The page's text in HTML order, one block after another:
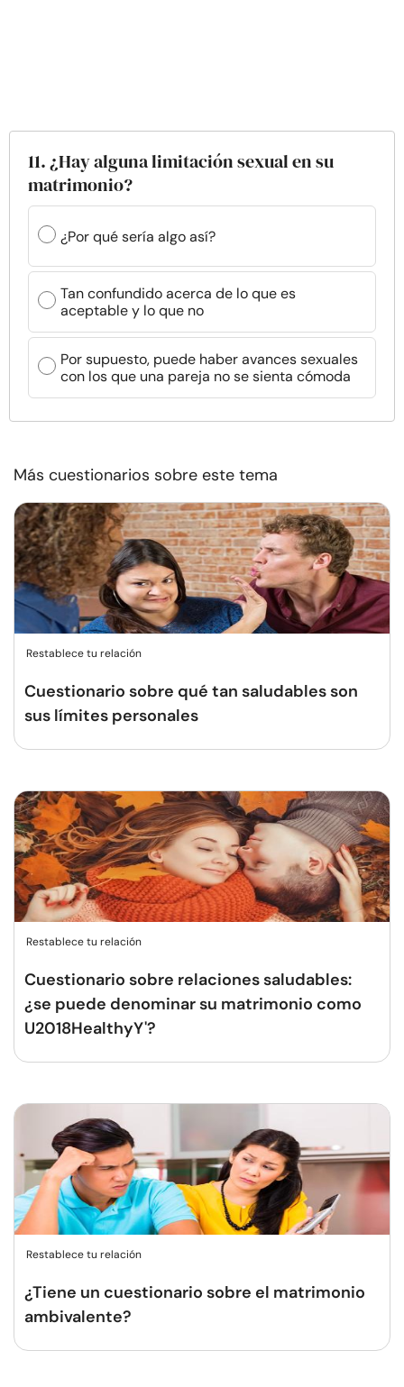
11. ¿Hay alguna limitación sexual en su
matrimonio?
¿Por qué sería algo así?
Tan confundido acerca de lo que es
aceptable y lo que no
Por supuesto, puede haber avances sexuales
con los que una pareja no se sienta cómoda
Más cuestionarios sobre este tema
Restablece tu relación
Cuestionario sobre qué tan saludables son
sus límites personales
Restablece tu relación
Cuestionario sobre relaciones saludables:
¿se puede denominar su matrimonio como
U2018HealthyY'?
Restablece tu relación
¿Tiene un cuestionario sobre el matrimonio
ambivalente?